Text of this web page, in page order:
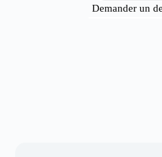
Demander un